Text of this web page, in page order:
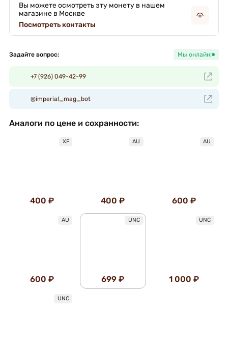
Вы можете осмотреть эту монету в нашем
магазине в Москве
Посмотреть контакты
Задайте вопрос: Мы онлайн!
+7 (926) 049-42-99
@imperial_mag_bot
Аналоги по цене и сохранности:
XF
400 ₽
AU
400 ₽
AU
600 ₽
AU
600 ₽
UNC
699 ₽
UNC
1 000 ₽
UNC